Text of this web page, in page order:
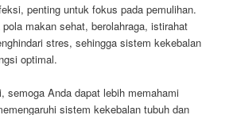
penting untuk fokus pada pemulihan.
makan sehat, berolahraga, istirahat
stres, sehingga sistem kekebalan
optimal.
semoga Anda dapat lebih memahami
sistem kekebalan tubuh dan